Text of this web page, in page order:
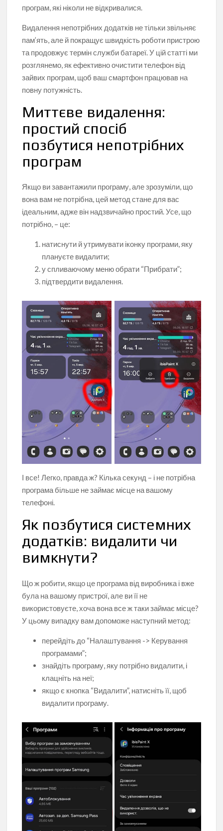
програм, які ніколи не відкривалися.
Видалення непотрібних додатків не тільки звільняє
пам’ять, але й покращує швидкість роботи пристрою
та продовжує термін служби батареї. У цій статті ми
розглянемо, як ефективно очистити телефон від
зайвих програм, щоб ваш смартфон працював на
повну потужність.
Миттєве видалення:
простий спосіб
позбутися непотрібних
програм
Якщо ви завантажили програму, але зрозуміли, що
вона вам не потрібна, цей метод стане для вас
ідеальним, адже він надзвичайно простий. Усе, що
потрібно, – це:
натиснути й утримувати іконку програми, яку
плануєте видалити;
у спливаючому меню обрати “Прибрати”;
підтвердити видалення.
І все! Легко, правда ж? Кілька секунд – і не потрібна
програма більше не займає місце на вашому
телефоні.
Як позбутися системних
додатків: видалити чи
вимкнути?
Що ж робити, якщо це програма від виробника і вже
була на вашому пристрої, але ви її не
використовуєте, хоча вона все ж таки займає місце?
У цьому випадку вам допоможе наступний метод:
перейдіть до “Налаштування -> Керування
програмами”;
знайдіть програму, яку потрібно видалити, і
клацніть на неї;
якщо є кнопка “Видалити”, натисніть її, щоб
видалити програму.